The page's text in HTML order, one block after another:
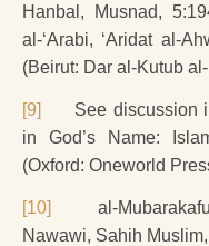
Hanbal, Musnad,
al-‘Arabi, ‘Aridat al-
(Beirut: Dar al-Kutub
[9]
See discussion in
in God’s Name:
(Oxford: Oneworld
[10]
al-
Nawawi, Sahih